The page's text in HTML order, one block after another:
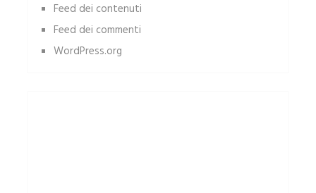
Feed dei contenuti
Feed dei commenti
WordPress.org